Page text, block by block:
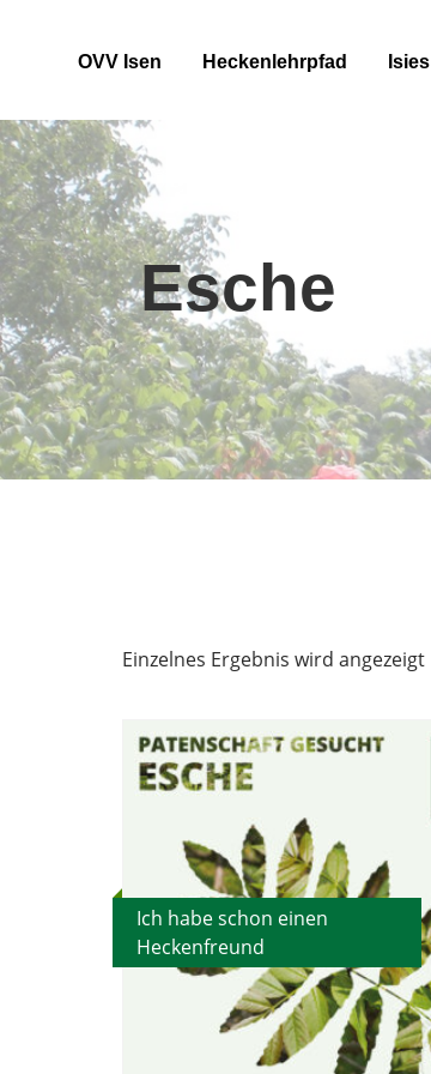
OVV Isen Heckenlehrpfad Isies
Esche
Einzelnes Ergebnis wird angezeigt
Ich habe schon einen
Heckenfreund